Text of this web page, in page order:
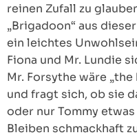
reinen Zufall zu
„Brigadoon“ aus
ein leichtes
Fiona und Mr. Lundie
Mr. Forsythe wäre
und fragt sich, ob sie
oder nur Tommy
Bleiben schmackhaft